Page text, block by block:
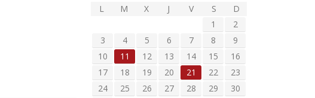
L M X J V S
D
1
2
3
4 5 6 7 8
9
10
11 12 13 14 15
16
17
18 19 20 21 22
23
24
25 26 27 28 29
30